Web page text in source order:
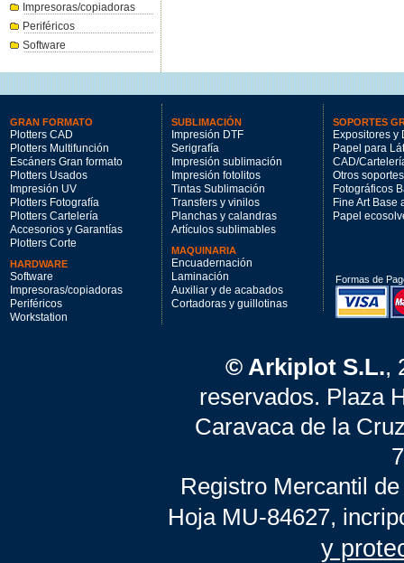
Impresoras/copiadoras
Periféricos
Software
GRAN FORMATO
Plotters CAD
Plotters Multifunción
Escáners Gran formato
Plotters Usados
Impresión UV
Plotters Fotografía
Plotters Cartelería
Accesorios y Garantías
Plotters Corte
HARDWARE
Software
Impresoras/copiadoras
Periféricos
Workstation
SUBLIMACIÓN
Impresión DTF
Serigrafía
Impresión sublimación
Impresión fotolitos
Tintas Sublimación
Transfers y vinilos
Planchas y calandras
Artículos sublimables
MAQUINARIA
Encuadernación
Laminación
Auxiliar y de acabados
Cortadoras y guillotinas
SOPORTES
Expositores y
Papel para
CAD/
Otros soportes
Fotográficos
Fine Art Base
Papel
Formas de
© Arkiplot S.L.,
reservados. Plaza
Caravaca de la
Registro Mercantil
Hoja MU-84627,
y